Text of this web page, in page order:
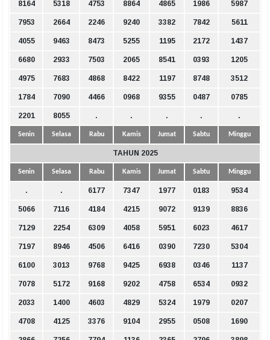
8164 5318 4753 8864 4865 1986 5987
7953 2664 2246 9240 3382 7842 5611
4055 9463 8473 5255 1195 2172 1437
6680 2933 7503 2065 8541 0393 1205
4975 7683 4868 8422 1197 8748 3512
1784 7090 4466 0968 9355 0487 0785
2201 8055 . . . . .
Senin Selasa Rabu Kamis Jumat Sabtu Minggu
TAHUN 2025
Senin Selasa Rabu Kamis Jumat Sabtu Minggu
. . 6177 7347 1977 0183 9534
5066 7116 4184 4215 9072 9139 8836
7129 2254 6309 4058 5951 6023 4617
7197 8946 4506 6416 0390 7230 5304
6100 3013 9768 9425 6938 0346 1137
7078 5172 9168 9202 4758 6534 0932
2033 1400 4603 4829 5324 1979 0207
4708 4125 3376 9104 2955 0508 1690